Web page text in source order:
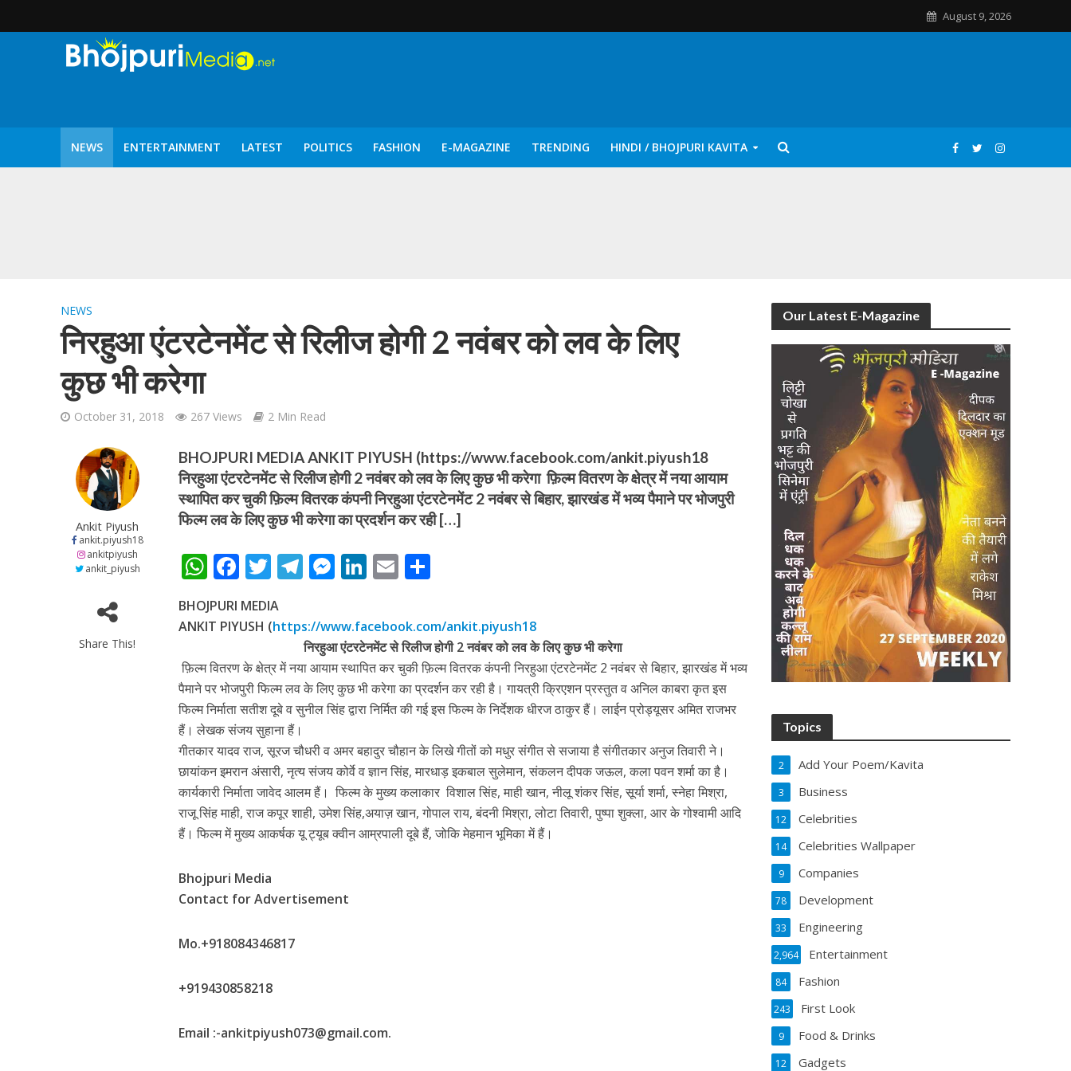
August 9, 2026
NEWS ENTERTAINMENT LATEST POLITICS FASHION E-MAGAZINE TRENDING HINDI / BHOJPURI KAVITA
शिवानी सिंह का नया बोलबम गीत तोहरे के मांगिला जानु हुआ रिलीज, दर्शकों का मिल रहा भरपूर प्यार
वर्ल्डवाइड रिकॉर्ड्स भोजपुरी का नया धमाकेदार गाना जल्द, दुबई की खूबसूरत लोकेशन्स पर हो रही है शूटिंग
NEWS
निरहुआ एंटरटेनमेंट से रिलीज होगी 2 नवंबर को लव के लिए
कुछ भी करेगा
October 31, 2018 267 Views 2 Min Read
Ankit Piyush
ankit.piyush18
ankitpiyush
ankit_piyush
Share This!
BHOJPURI MEDIA ANKIT PIYUSH (https://www.facebook.com/ankit.piyush18
निरहुआ एंटरटेनमेंट से रिलीज होगी 2 नवंबर को लव के लिए कुछ भी करेगा फ़िल्म वितरण के क्षेत्र में नया आयाम
स्थापित कर चुकी फ़िल्म वितरक कंपनी निरहुआ एंटरटेनमेंट 2 नवंबर से बिहार, झारखंड में भव्य पैमाने पर भोजपुरी
फिल्म लव के लिए कुछ भी करेगा का प्रदर्शन कर रही […]
W
h
at
s
A
p
p
F
ac
e
b
o
o
k
T
w
itt
er
T
e
gr
a
m
M
ss
e
n
g
er
Li
k
e
dI
n
E
ai
l
ar
e
BHOJPURI MEDIA
ANKIT PIYUSH (https://www.facebook.com/ankit.piyush18
निरहुआ एंटरटेनमेंट से रिलीज होगी 2 नवंबर को लव के लिए कुछ भी करेगा
फ़िल्म वितरण के क्षेत्र में नया आयाम स्थापित कर चुकी फ़िल्म वितरक कंपनी निरहुआ एंटरटेनमेंट 2 नवंबर से बिहार, झारखंड में भव्य
पैमाने पर भोजपुरी फिल्म लव के लिए कुछ भी करेगा का प्रदर्शन कर रही है। गायत्री क्रिएशन प्रस्तुत व अनिल काबरा कृत इस
फिल्म निर्माता सतीश दूबे व सुनील सिंह द्वारा निर्मित की गई इस फिल्म के निर्देशक धीरज ठाकुर हैं। लाईन प्रोड्यूसर अमित राजभर
हैं। लेखक संजय सुहाना हैं।
गीतकार यादव राज, सूरज चौधरी व अमर बहादुर चौहान के लिखे गीतों को मधुर संगीत से सजाया है संगीतकार अनुज तिवारी ने।
छायांकन इमरान अंसारी, नृत्य संजय कोर्वे व ज्ञान सिंह, मारधाड़ इकबाल सुलेमान, संकलन दीपक जऊल, कला पवन शर्मा का है।
कार्यकारी निर्माता जावेद आलम हैं। फिल्म के मुख्य कलाकार विशाल सिंह, माही खान, नीलू शंकर सिंह, सूर्या शर्मा, स्नेहा मिश्रा,
राजू सिंह माही, राज कपूर शाही, उमेश सिंह,अयाज़ खान, गोपाल राय, बंदनी मिश्रा, लोटा तिवारी, पुष्पा शुक्ला, आर के गोश्वामी आदि
हैं। फिल्म में मुख्य आकर्षक यू ट्यूब क्वीन आम्रपाली दूबे हैं, जोकि मेहमान भूमिका में हैं।
Bhojpuri Media
Contact for Advertisement
Mo.+918084346817
+919430858218
Email :-ankitpiyush073@gmail.com.
Our Latest E-Magazine
Topics
Add Your Poem/Kavita
2
Business
3
Celebrities
12
Celebrities Wallpaper
14
Companies
9
Development
78
Engineering
33
Entertainment
2,964
Fashion
84
First Look
243
Food & Drinks
9
Gadgets
12